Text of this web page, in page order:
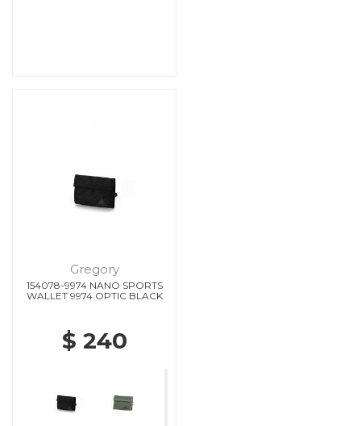
Gregory
154078-9974 NANO SPORTS
WALLET 9974 OPTIC BLACK
$ 240